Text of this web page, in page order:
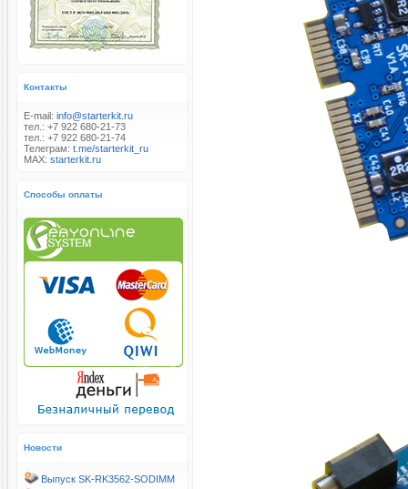
Контакты
E-mail: info@starterkit.ru
тел.: +7 922 680-21-73
тел.: +7 922 680-21-74
Телеграм: t.me/starterkit_ru
MAX: starterkit.ru
Способы оплаты
Новости
Выпуск SK-RK3562-SODIMM